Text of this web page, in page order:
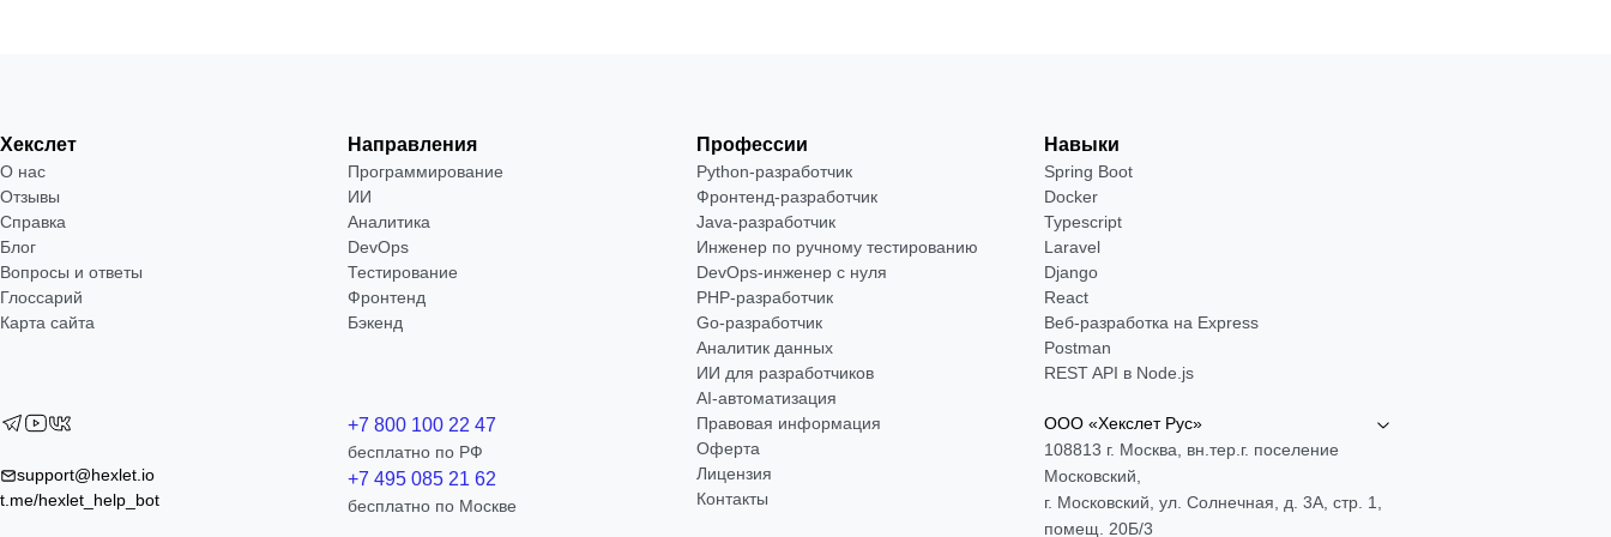
Хекслет
О нас
Отзывы
Справка
Блог
Вопросы и ответы
Глоссарий
Карта сайта
Направления
Программирование
ИИ
Аналитика
DevOps
Тестирование
Фронтенд
Бэкенд
Профессии
Python-разработчик
Фронтенд-разработчик
Java-разработчик
Инженер по ручному тестированию
DevOps-инженер с нуля
РНР-разработчик
Go-разработчик
Аналитик данных
ИИ для разработчиков
AI-автоматизация
Навыки
Spring Boot
Docker
Typescript
Laravel
Django
React
Веб-разработка на Express
Postman
REST API в Node.js
support@hexlet.io
t.me/hexlet_help_bot
+7 800 100 22 47
бесплатно по РФ
+7 495 085 21 62
бесплатно по Москве
Правовая информация
Оферта
Лицензия
Контакты
ООО «Хекслет Рус»
108813 г. Москва, вн.тер.г. поселение
Московский,
г. Московский, ул. Солнечная, д. 3А, стр. 1,
помещ. 20Б/3